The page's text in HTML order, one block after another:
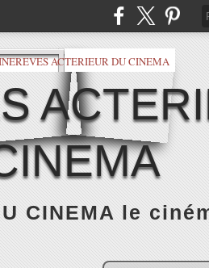
CINEMA le